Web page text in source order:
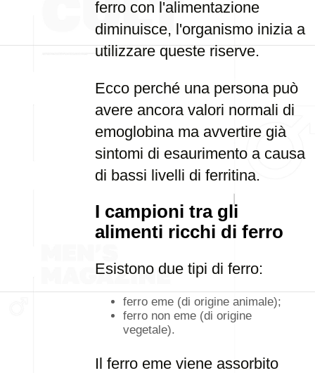
ferro con l'alimentazione
diminuisce, l'organismo inizia a
utilizzare queste riserve.
Ecco perché una persona può
avere ancora valori normali di
emoglobina ma avvertire già
sintomi di esaurimento a causa
di bassi livelli di ferritina.
I campioni tra gli
alimenti ricchi di ferro
Esistono due tipi di ferro:
ferro eme (di origine animale);
ferro non eme (di origine
vegetale).
Il ferro eme viene assorbito